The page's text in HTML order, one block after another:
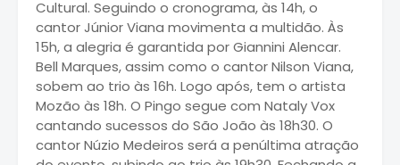
Cultural. Seguindo o cronograma, às 14h, o
cantor Júnior Viana movimenta a multidão. Às
15h, a alegria é garantida por Giannini Alencar.
Bell Marques, assim como o cantor Nilson Viana,
sobem ao trio às 16h. Logo após, tem o artista
Mozão às 18h. O Pingo segue com Nataly Vox
cantando sucessos do São João às 18h30. O
cantor Núzio Medeiros será a penúltima atração